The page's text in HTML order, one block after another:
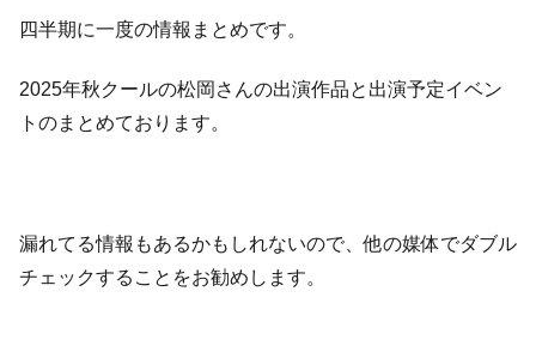
四半期に一度の情報まとめです。
2025年秋クールの松岡さんの出演作品と出演予定イベン
トのまとめております。
漏れてる情報もあるかもしれないので、他の媒体でダブル
チェックすることをお勧めします。